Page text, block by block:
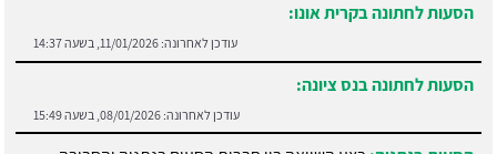
הסעות לחתונה בקרית אונו:
עודכן לאחרונה: 11/01/2026, בשעה 14:37
הסעות לחתונה בנס ציונה:
עודכן לאחרונה: 08/01/2026, בשעה 15:49